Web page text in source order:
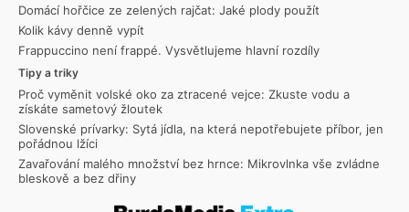
Domácí hořčice ze zelených rajčat: Jaké plody použít
Kolik kávy denně vypít
Frappuccino není frappé. Vysvětlujeme hlavní rozdíly
Tipy a triky
Proč vyměnit volské oko za ztracené vejce: Zkuste vodu a
získáte sametový žloutek
Slovenské prívarky: Sytá jídla, na která nepotřebujete příbor, jen
pořádnou lžíci
Zavařování malého množství bez hrnce: Mikrovlnka vše zvládne
bleskově a bez dřiny